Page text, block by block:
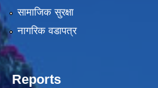
सामाजिक सुरक्षा
नागरिक वडापत्र
Reports